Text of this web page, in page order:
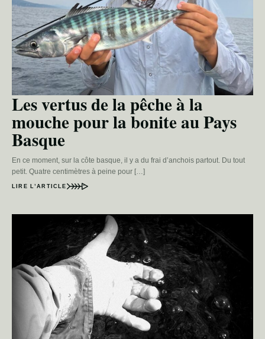
Les vertus de la pêche à la
mouche pour la bonite au Pays
Basque
En ce moment, sur la côte basque, il y a du frai d’anchois partout. Du tout
petit. Quatre centimètres à peine pour […]
LIRE L’ARTICLE